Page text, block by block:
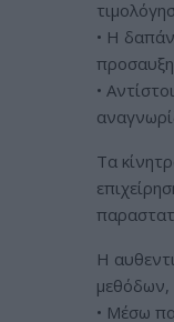
• Η
•
Τα
Η
• Μέσω